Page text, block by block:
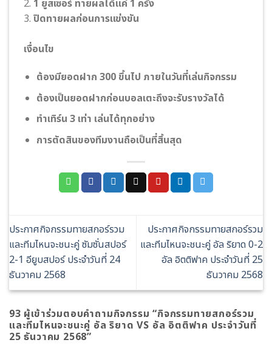
2. 1 ยูสเซอร์ ทายผลได้แค่ 1 ครั้ง
3. ปิดทายผลก่อนการแข่งขัน
เงื่อนไข
ต้องมียอดฝาก 300 ขึ้นไป ภายในวันที่เล่นกิจกรรม
ต้องเป็นยอดฝากก่อนบอลเตะถึงจะรับรางวัลได้
ทําเทิร์น 3 เท่า เล่นได้ทุกอย่าง
การตัดสินของทีมงานถือเป็นที่สิ้นสุด
ประกาศกิจกรรมทายสกอร์รวม
และทีมไหนจะชนะคู่ ซัมซั่นสปอร์
2-1 อียูบสปอร์ ประจำวันที่ 24
ธันวาคม 2568
ประกาศกิจกรรมทายสกอร์รวม
และทีมไหนจะชนะคู่ อัล ริยาด 0-2
อัล อิตติฟาค ประจำวันที่ 25
ธันวาคม 2568
93 ผู้เข้าร่วมตอบคำถามกิจกรรม “กิจกรรมทายสกอร์รวม
และทีมไหนจะชนะคู่ อัล ริยาด VS อัล อิตติฟาค ประจำวันที่
25 ธันวาคม 2568”